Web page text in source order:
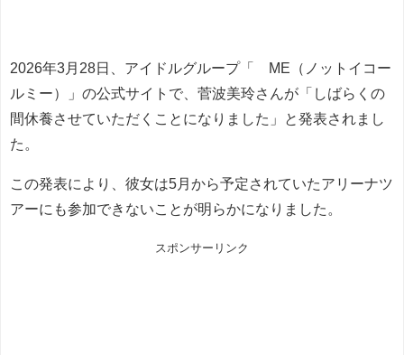
2026年3月28日、アイドルグループ「≠ME（ノットイコー
ルミー）」の公式サイトで、菅波美玲さんが「しばらくの
間休養させていただくことになりました」と発表されまし
た。
この発表により、彼女は5月から予定されていたアリーナツ
アーにも参加できないことが明らかになりました。
スポンサーリンク